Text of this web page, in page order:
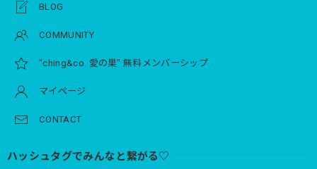
BLOG
COMMUNITY
"ching&co. 愛の巣" 無料メンバーシップ
マイページ
CONTACT
ハッシュタグでみんなと繋がる♡